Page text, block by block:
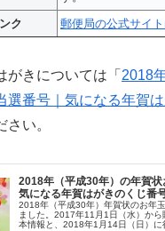
ク
郵便局の公式サイ
がきについては「 2018
選番号｜気になる年賀
さい。
2018年（平成30年）の年賀状
気になる年賀はがきのくじ番
2018年（平成30年）年賀状のお年
ました。2017年11月1日（水）か
本情報と、2018年1月14日（日）に